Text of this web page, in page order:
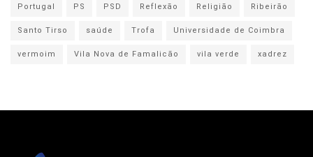
Portugal
PS PSD Reflexão Religião
Ribeirão
Santo Tirso
saúde Trofa
Universidade de Coimbra
vermoim
Vila Nova de Famalicão vila verde xadrez